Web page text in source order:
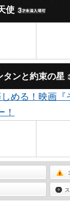
使
ンと約束の星
める！映画
！